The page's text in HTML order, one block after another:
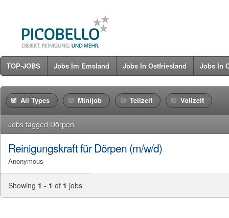
TOP-JOBS Jobs Im Emsland Jobs In Ostfriesland Jobs In
All Types Minijob Teilzeit Vollzeit
Jobs tagged Dörpen
Reinigungskraft für Dörpen (m/w/d)
Anonymous
Showing 1 - 1 of 1 jobs